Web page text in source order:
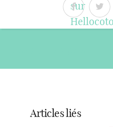
Articles liés